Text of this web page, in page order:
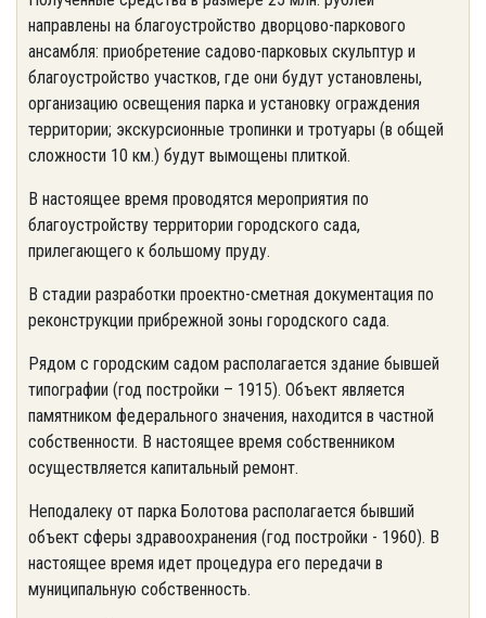
направлены на благоустройство дворцово-паркового
ансамбля: приобретение садово-парковых скульптур и
благоустройство участков, где они будут установлены,
организацию освещения парка и установку ограждения
территории; экскурсионные тропинки и тротуары (в общей
сложности 10 км.) будут вымощены плиткой.
В настоящее время проводятся мероприятия по
благоустройству территории городского сада,
прилегающего к большому пруду.
В стадии разработки проектно-сметная документация по
реконструкции прибрежной зоны городского сада.
Рядом с городским садом располагается здание бывшей
типографии (год постройки – 1915). Объект является
памятником федерального значения, находится в частной
собственности. В настоящее время собственником
осуществляется капитальный ремонт.
Неподалеку от парка Болотова располагается бывший
объект сферы здравоохранения (год постройки - 1960). В
настоящее время идет процедура его передачи в
муниципальную собственность.